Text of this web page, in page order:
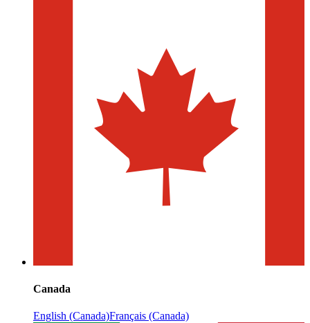
Canada
English (Canada)Français (Canada)